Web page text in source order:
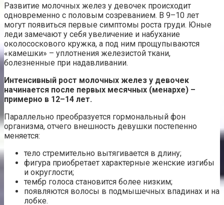
Развитие молочных желез у девочек происходит
одновременно с половым созреванием. В 9–10 лет
могут появиться первые симптомы роста груди. Юные
леди замечают у себя увеличение и набухание
околососкового кружка, а под ним прощупываются
«камешки» – уплотнения железистой ткани,
болезненные при надавливании.
Интенсивный рост молочных желез у девочек
начинается после первых месячных (менархе) –
примерно в 12–14 лет.
Параллельно преобразуется гормональный фон
организма, отчего внешность девушки постепенно
меняется:
тело стремительно вытягивается в длину;
фигура приобретает характерные женские изгибы
и округлости;
тембр голоса становится более низким;
появляются волосы в подмышечных впадинах и на
лобке.